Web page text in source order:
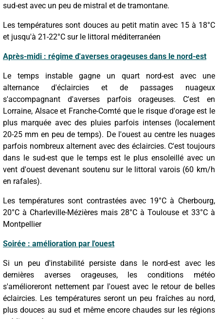
sud-est avec un peu de mistral et de tramontane.
Les températures sont douces au petit matin avec 15 à 18°C
et jusqu'à 21-22°C sur le littoral méditerranéen
Après-midi : régime d'averses orageuses dans le nord-est
Le temps instable gagne un quart nord-est avec une
alternance d'éclaircies et de passages nuageux
s'accompagnant d'averses parfois orageuses. C'est en
Lorraine, Alsace et Franche-Comté que le risque d'orage est le
plus marquée avec des pluies parfois intenses (localement
20-25 mm en peu de temps). De l'ouest au centre les nuages
parfois nombreux alternent avec des éclaircies. C'est toujours
dans le sud-est que le temps est le plus ensoleillé avec un
vent d'ouest devenant soutenu sur le littoral varois (60 km/h
en rafales).
Les températures sont contrastées avec 19°C à Cherbourg,
20°C à Charleville-Mézières mais 28°C à Toulouse et 33°C à
Montpellier
Soirée : amélioration par l'ouest
Si un peu d'instabilité persiste dans le nord-est avec les
dernières averses orageuses, les conditions météo
s'amélioreront nettement par l'ouest avec le retour de belles
éclaircies. Les températures seront un peu fraîches au nord,
plus douces au sud et même encore chaudes sur les régions